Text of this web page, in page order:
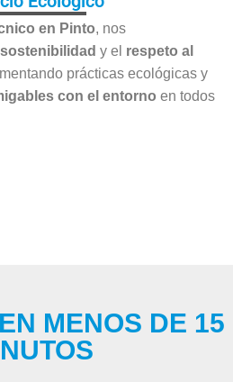
en Pinto, nos
sostenibilidad y el respeto al
prácticas ecológicas y
con el entorno en todos
MENOS DE 15